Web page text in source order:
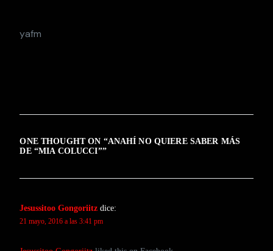
yafm
ONE THOUGHT ON “ANAHÍ NO QUIERE SABER MÁS
DE “MIA COLUCCI””
Jesussitoo Gongoriitz dice:
21 mayo, 2016 a las 3:41 pm